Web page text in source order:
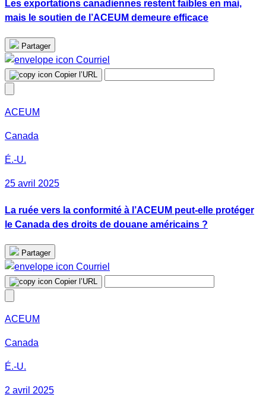
Les exportations canadiennes restent faibles en mai,
mais le soutien de l’ACEUM demeure efficace
Partager
Courriel
Copier l’URL
ACEUM
Canada
É.-U.
25 avril 2025
La ruée vers la conformité à l’ACEUM peut-elle protéger
le Canada des droits de douane américains ?
Partager
Courriel
Copier l’URL
ACEUM
Canada
É.-U.
2 avril 2025